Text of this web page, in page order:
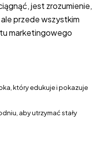
jest zrozumienie,
przede wszystkim
marketingowego
który edukuje i pokazuje
aby utrzymać stały